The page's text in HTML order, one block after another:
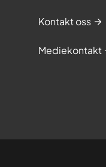
Kontakt oss
Mediekontakt